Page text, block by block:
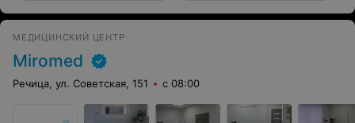
МЕДИЦИНСКИЙ ЦЕНТР
Miromed
Речица, ул. Советская, 151 с 08:00